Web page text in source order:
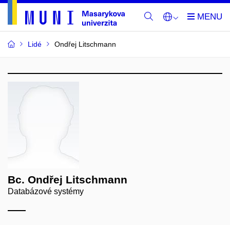
Lidé Ondřej Litschmann
Bc. Ondřej Litschmann
Databázové systémy